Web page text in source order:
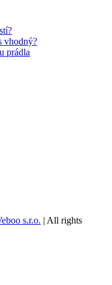
vhodný?
prádla
s.r.o. | All rights